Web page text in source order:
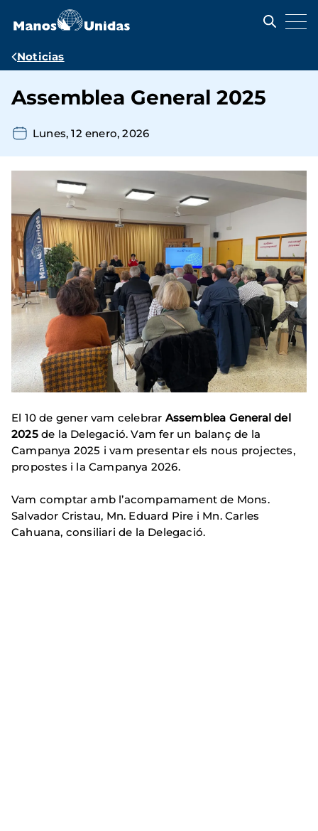
contenido
Ruta
navegación
Noticias
Assemblea General 2025
Lunes, 12 enero, 2026
El 10 de gener vam celebrar Assemblea General del
2025de la Delegació. Vam fer un balanç de la
Campanya 2025 i vam presentar els nous projectes,
propostes i la Campanya 2026.
Vam comptar amb l’acompamament de Mons.
Salvador Cristau, Mn. Eduard Pire i Mn. Carles
Cahuana, consiliari de la Delegació.